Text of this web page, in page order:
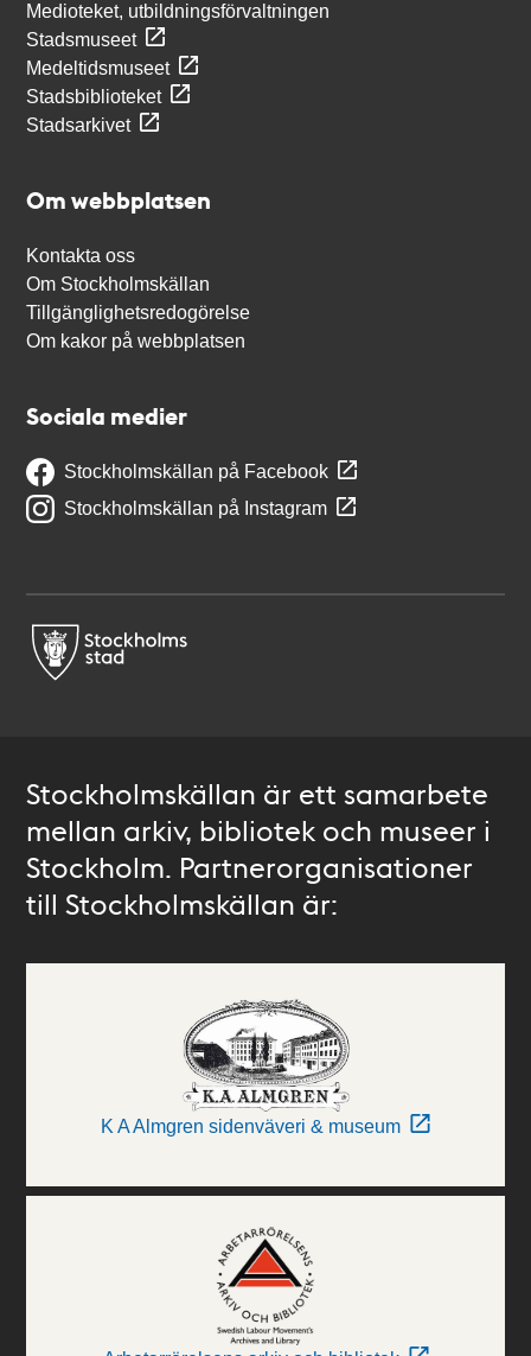
Medioteket, utbildningsförvaltningen
Stadsmuseet
Medeltidsmuseet
Stadsbiblioteket
Stadsarkivet
Om webbplatsen
Kontakta oss
Om Stockholmskällan
Tillgänglighetsredogörelse
Om kakor på webbplatsen
Sociala medier
Stockholmskällan på Facebook
Stockholmskällan på Instagram
Stockholmskällan är ett samarbete
mellan arkiv, bibliotek och museer i
Stockholm. Partnerorganisationer
till Stockholmskällan är:
K A Almgren sidenväveri & museum